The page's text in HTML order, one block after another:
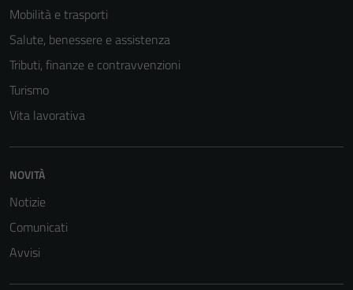
Mobilità e trasporti
Salute, benessere e assistenza
Tributi, finanze e contravvenzioni
Turismo
Vita lavorativa
NOVITÀ
Notizie
Comunicati
Avvisi